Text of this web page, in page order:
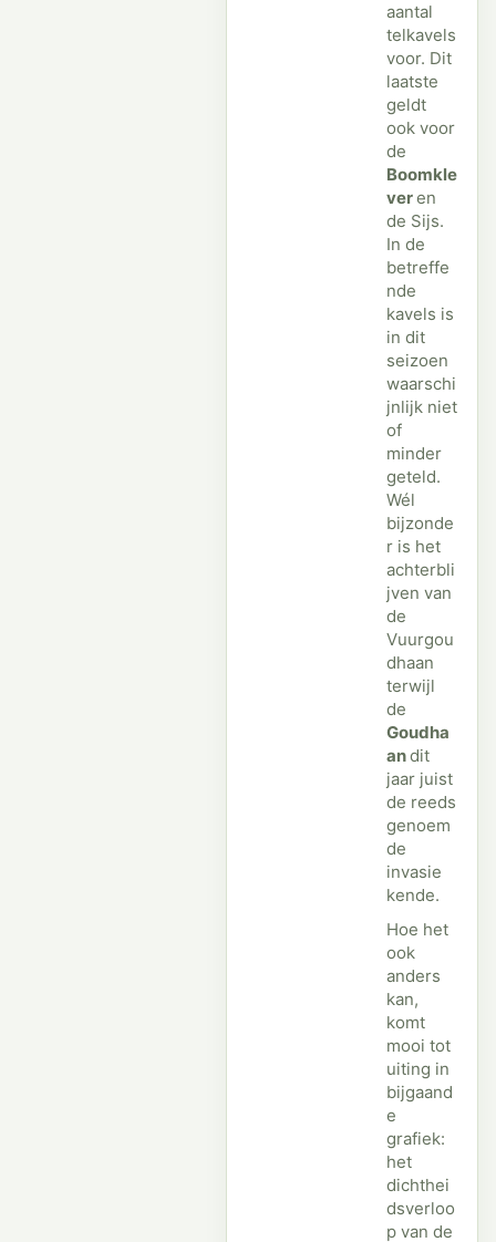
aantal
telkavels
voor. Dit
laatste
geldt
ook voor
de
Boomkle
veren
de Sijs.
In de
betreffe
nde
kavels is
in dit
seizoen
waarschi
jnlijk niet
of
minder
geteld.
Wél
bijzonde
r is het
achterbli
jven van
de
Vuurgou
dhaan
terwijl
de
Goudha
andit
jaar juist
de reeds
genoem
de
invasie
kende.
Hoe het
ook
anders
kan,
komt
mooi tot
uiting in
bijgaand
e
grafiek:
het
dichthei
dsverloo
p van de